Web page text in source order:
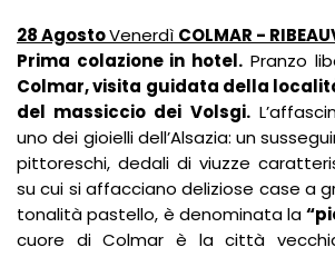
28 AgostoVenerdì COLMAR -
Prima colazione in hotel. Pranzo
Colmar, visita guidata della
del massiccio dei Volsgi.
uno dei gioielli dell’Alsazia: un
pittoreschi, dedali di viuzze
su cui si affacciano deliziose case a
tonalità pastello, è denominata la
cuore di Colmar è la città